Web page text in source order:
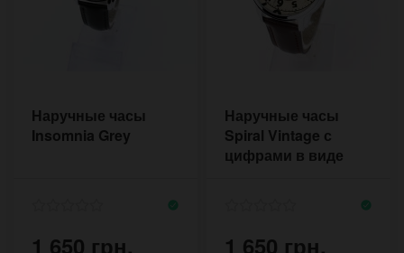
Наручные часы
Insomnia Grey
1 650 грн.
Наручные часы
Spiral Vintage с
цифрами в виде
1 650 грн.